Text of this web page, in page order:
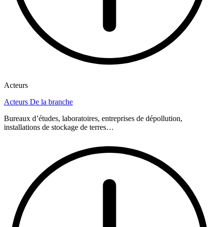
Acteurs
Acteurs De la branche
Bureaux d’études, laboratoires, entreprises de dépollution,
installations de stockage de terres…